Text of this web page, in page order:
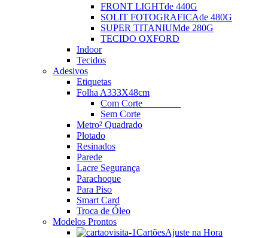
FRONT LIGHTde 440G
SOLIT FOTOGRAFICAde 480G
SUPER TITANIUMde 280G
TECIDO OXFORD
Indoor
Tecidos
Adesivos
Etiquetas
Folha A333X48cm
Com Corte
Sem Corte
Metro² Quadrado
Plotado
Resinados
Parede
Lacre Segurança
Parachoque
Para Piso
Smart Card
Troca de Óleo
Modelos Prontos
CartõesAjuste na Hora